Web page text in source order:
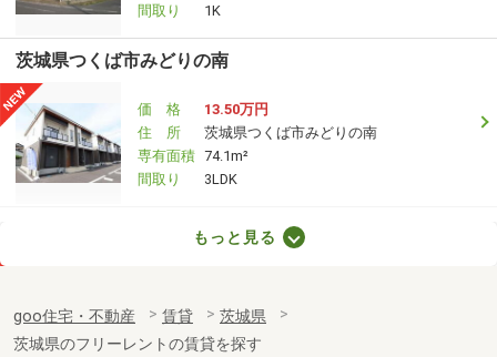
間取り
1K
茨城県つくば市みどりの南
価 格
13.50万円
住 所
茨城県つくば市みどりの南
専有面積 74.1m²
間取り
3LDK
専有面積
30.03m²
間取り
ワンルーム
もっと見る
goo住宅・不動産 賃貸
茨城県
茨城県のフリーレントの賃貸を探す